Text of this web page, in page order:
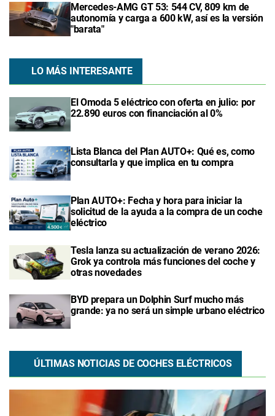
Mercedes-AMG GT 53: 544 CV, 809 km de
autonomía y carga a 600 kW, así es la versión
"barata"
LO MÁS INTERESANTE
El Omoda 5 eléctrico con oferta en julio: por
22.890 euros con financiación al 0%
Lista Blanca del Plan AUTO+: Qué es, como
consultarla y que implica en tu compra
Plan AUTO+: Fecha y hora para iniciar la
solicitud de la ayuda a la compra de un coche
eléctrico
Tesla lanza su actualización de verano 2026:
Grok ya controla más funciones del coche y
otras novedades
BYD prepara un Dolphin Surf mucho más
grande: ya no será un simple urbano eléctrico
ÚLTIMAS NOTICIAS DE COCHES ELÉCTRICOS